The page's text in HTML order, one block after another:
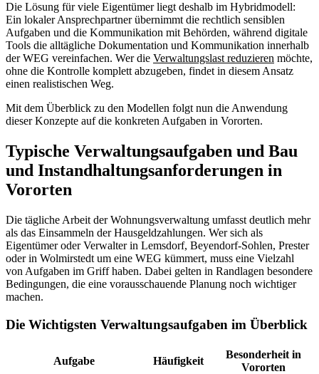
Die Lösung für viele Eigentümer liegt deshalb im Hybridmodell:
Ein lokaler Ansprechpartner übernimmt die rechtlich sensiblen
Aufgaben und die Kommunikation mit Behörden, während digitale
Tools die alltägliche Dokumentation und Kommunikation innerhalb
der WEG vereinfachen. Wer die Verwaltungslast reduzieren möchte,
ohne die Kontrolle komplett abzugeben, findet in diesem Ansatz
einen realistischen Weg.
Mit dem Überblick zu den Modellen folgt nun die Anwendung
dieser Konzepte auf die konkreten Aufgaben in Vororten.
Typische Verwaltungsaufgaben und Bau
und Instandhaltungsanforderungen in
Vororten
Die tägliche Arbeit der Wohnungsverwaltung umfasst deutlich mehr
als das Einsammeln der Hausgeldzahlungen. Wer sich als
Eigentümer oder Verwalter in Lemsdorf, Beyendorf-Sohlen, Prester
oder in Wolmirstedt um eine WEG kümmert, muss eine Vielzahl
von Aufgaben im Griff haben. Dabei gelten in Randlagen besondere
Bedingungen, die eine vorausschauende Planung noch wichtiger
machen.
Die Wichtigsten Verwaltungsaufgaben im Überblick
Aufgabe Häufigkeit
Besonderheit in
Vororten